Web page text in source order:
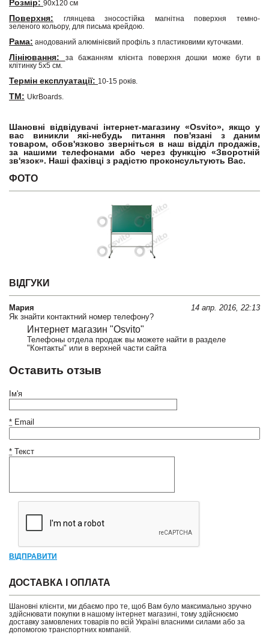
Розмір: 90х120 см
Поверхня: глянцева зносостійка магнітна поверхня темно-
зеленого кольору, для письма крейдою.
Рама: анодований алюмінієвий профіль з пластиковими куточками.
Лініювання: за бажанням клієнта поверхня дошки може бути в
клітинку 5х5 см.
Термін експлуатації: 10-15 років.
ТМ: UkrBoards.
Шановні відвідувачі інтернет-магазину «Osvito», якщо у
вас виникли які-небудь питання пов'язані з даним
товаром, обов'язково зверніться в наш відділ продажів,
за нашими телефонами або через функцію «Зворотній
зв'язок». Наші фахівці з радістю проконсультують Вас.
ФОТО
ВІДГУКИ
Мария
14 апр. 2016, 22:13
Як знайти контактний номер телефону?
Интернет магазин "Osvito"
Телефоны отдела продаж вы можете найти в разделе
"Контакты" или в верхней части сайта
Оставить отзыв
Ім'я
* Email
* Текст
ВІДПРАВИТИ
ДОСТАВКА І ОПЛАТА
Шановні клієнти, ми дбаємо про те, щоб Вам було максимально зручно
здійснювати покупки в нашому інтернет магазині, тому здійснюємо
доставку замовлених товарів по всій Україні власними силами або за
допомогою транспортних компаній.